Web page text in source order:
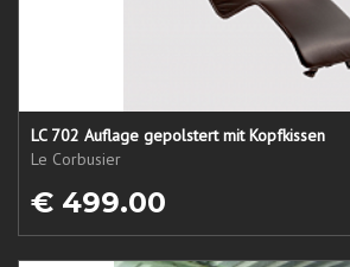
LC 702 Auflage gepolstert mit Kopfkissen
Le Corbusier
€ 499.00